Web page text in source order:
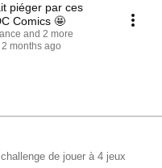
piéger par ces
Comics 🤩
and 2 more
2 months ago
de jouer à 4 jeux